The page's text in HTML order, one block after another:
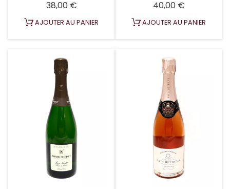
38,00 €Prix
AJOUTER AU PANIER
40,00 €Prix
AJOUTER AU PANIER